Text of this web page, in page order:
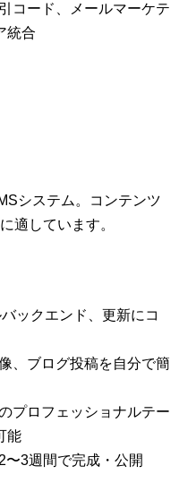
コード、メールマーケテ
統合
システム。コンテンツ
適しています。
ックエンド、更新にコ
、ブログ投稿を自分で簡
プロフェッショナルテー
能
〜3週間で完成・公開